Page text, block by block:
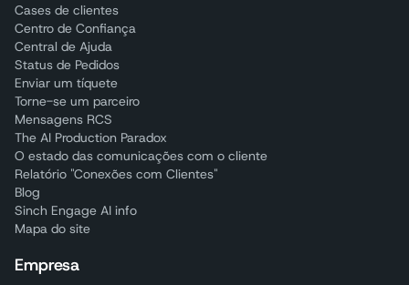
Cases de clientes
Centro de Confiança
Central de Ajuda
Status de Pedidos
Enviar um tíquete
Torne-se um parceiro
Mensagens RCS
The AI Production Paradox
O estado das comunicações com o cliente
Relatório "Conexões com Clientes"
Blog
Sinch Engage AI info
Mapa do site
Empresa